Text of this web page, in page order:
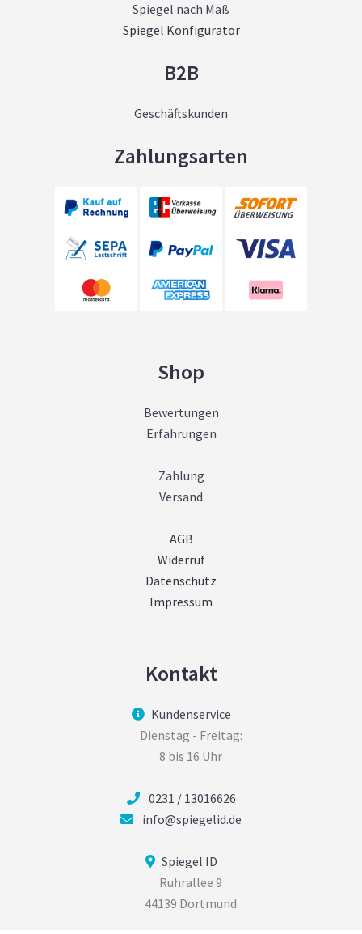
Spiegel nach Maß
Spiegel Konfigurator
B2B
Geschäftskunden
Zahlungsarten
Shop
Bewertungen
Erfahrungen
Zahlung
Versand
AGB
Widerruf
Datenschutz
Impressum
Kontakt
Kundenservice
Dienstag - Freitag:
8 bis 16 Uhr
0231 / 13016626
info@spiegelid.de
Spiegel ID
Ruhrallee 9
44139 Dortmund